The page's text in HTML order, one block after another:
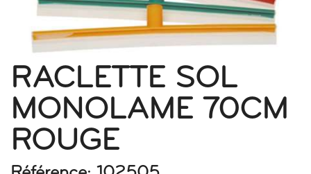
RACLETTE SOL
MONOLAME 70CM
ROUGE